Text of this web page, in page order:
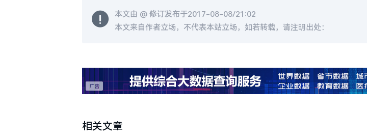
本文由 @修订发布于2017-08-08/21:02
本文来自作者立场，不代表本站立场，如若转载，请注明出处：
相关文章